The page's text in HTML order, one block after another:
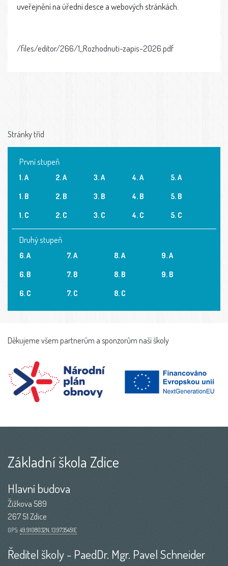
uveřejnění na úřední desce a webových stránkách.
/files/editor/266/1_Rozhodnuti-zapis-2026.pdf
Stránky tříd
První stupeň
1. A
1. B
1. C
2. A
2. B
2. C
3. A
3. B
3. C
4. A
4. B
4. C
5. A
5. B
5. C
Druhý stupeň
6. A
6. B
6. C
7. A
7. B
7. C
8. A
8. B
8. C
9. A
9. B
Děkujeme všem partnerům a sponzorům naší školy
Základní škola Zdice
Hlavní budova
Žižkova 589
267 51 Zdice
GPS: 49.9108032N, 13.9735451E
Ředitel školy - PaedDr. Mgr. Pavel Schneider